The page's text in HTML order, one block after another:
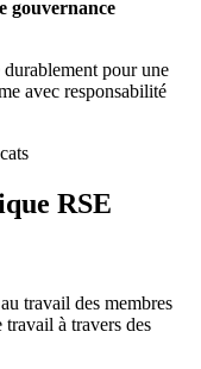
gouvernance
pour une
avec responsabilité
RSE
travail des membres
à travers des